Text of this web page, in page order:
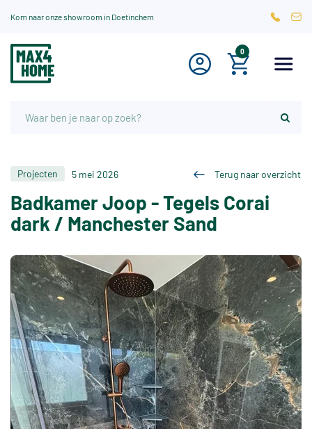
Kom naar onze showroom in Doetinchem
0
Projecten 5 mei 2026 Terug naar overzicht
Badkamer Joop - Tegels Corai
dark / Manchester Sand